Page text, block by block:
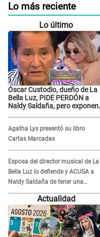
Lo más reciente
Lo último
Óscar Custodio, dueño de La
Bella Luz, PIDE PERDÓN a
Naldy Saldaña, pero exponen
grabar"
Agatha Lys presentó su libro
Cartas Marcadas
Esposa del director musical de La
Bella Luz lo defiende y ACUSA a
Naldy Saldaña de tener una
relación con él y otros integrantes
Actualidad